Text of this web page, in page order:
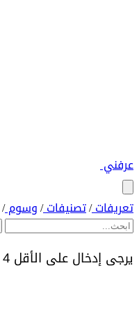
عرفني
تعريفات/ تصنيفات/ وسوم/
يرجى إدخال على الأقل 4 أحرف.